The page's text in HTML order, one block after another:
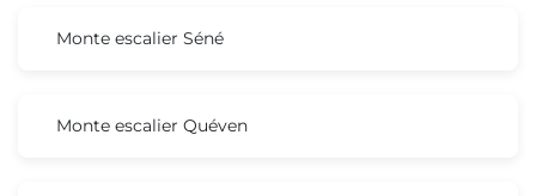
Monte escalier Séné
Monte escalier Quéven